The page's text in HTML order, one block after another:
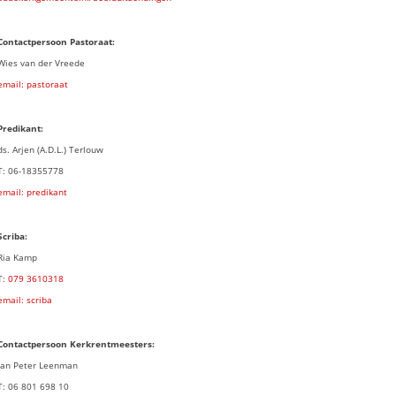
Pastoraat:
van der Vreede
pastoraat
Arjen (A.D.L.) Terlouw
06-18355778
predikant
Kamp
079 3610318
scriba
Kerkrentmeesters:
Peter Leenman
06 801 698 10